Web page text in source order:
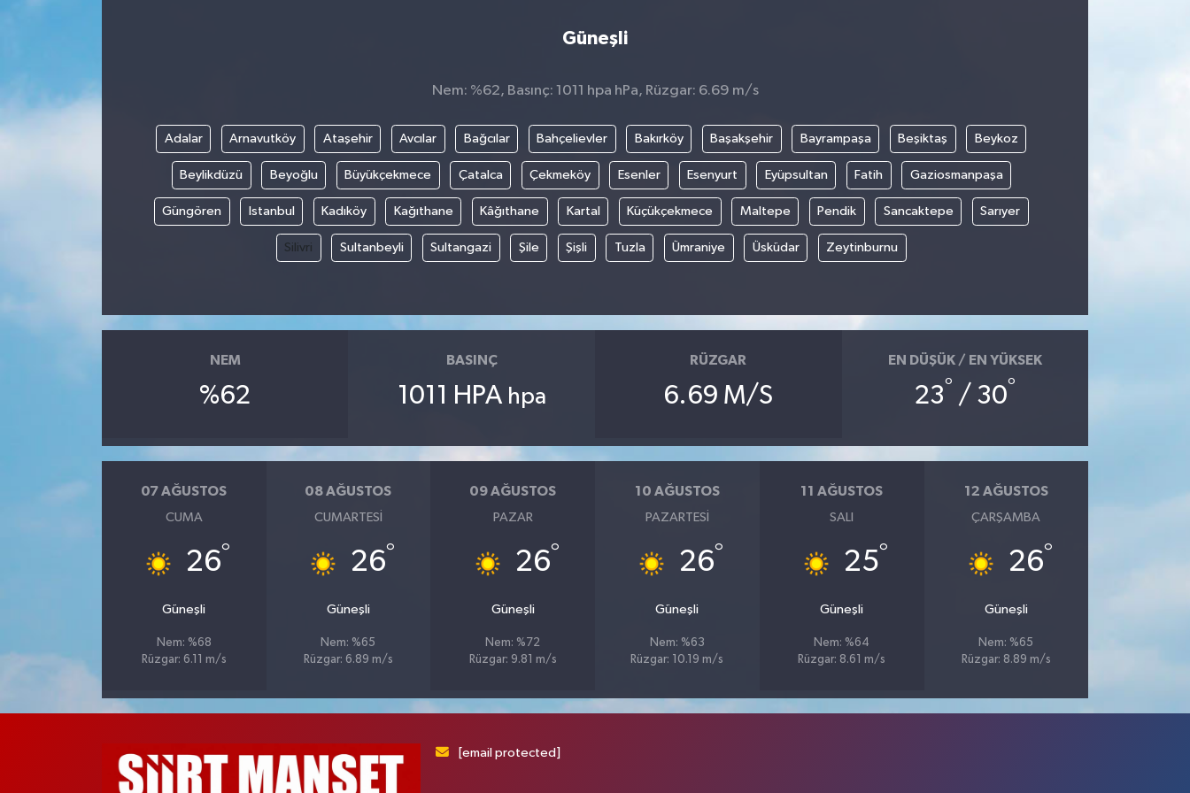
Güneşli
Nem: %62, Basınç: 1011 hpa hPa, Rüzgar: 6.69 m/s
Adalar Arnavutköy Ataşehir Avcılar Bağcılar Bahçelievler Bakırköy Başakşehir Bayrampaşa Beşiktaş Beykoz
Beylikdüzü Beyoğlu Büyükçekmece Çatalca Çekmeköy Esenler Esenyurt Eyüpsultan Fatih Gaziosmanpaşa
Güngören Istanbul Kadıköy Kağıthane Kâğıthane Kartal Küçükçekmece Maltepe Pendik Sancaktepe Sarıyer
Silivri Sultanbeyli Sultangazi Şile Şişli Tuzla Ümraniye Üsküdar Zeytinburnu
NEM
%62
BASINÇ
1011 HPA hpa
RÜZGAR
6.69 M/S
EN DÜŞÜK / EN YÜKSEK
23° / 30°
07 AĞUSTOS
CUMA
26°
Güneşli
Nem: %68
Rüzgar: 6.11 m/s
08 AĞUSTOS
CUMARTESI
26°
Güneşli
Nem: %65
Rüzgar: 6.89 m/s
09 AĞUSTOS
PAZAR
26°
Güneşli
Nem: %72
Rüzgar: 9.81 m/s
10 AĞUSTOS
PAZARTESI
26°
Güneşli
Nem: %63
Rüzgar: 10.19 m/s
11 AĞUSTOS
SALI
25°
Güneşli
Nem: %64
Rüzgar: 8.61 m/s
12 AĞUSTOS
ÇARŞAMBA
26°
Güneşli
Nem: %65
Rüzgar: 8.89 m/s
[email protected]